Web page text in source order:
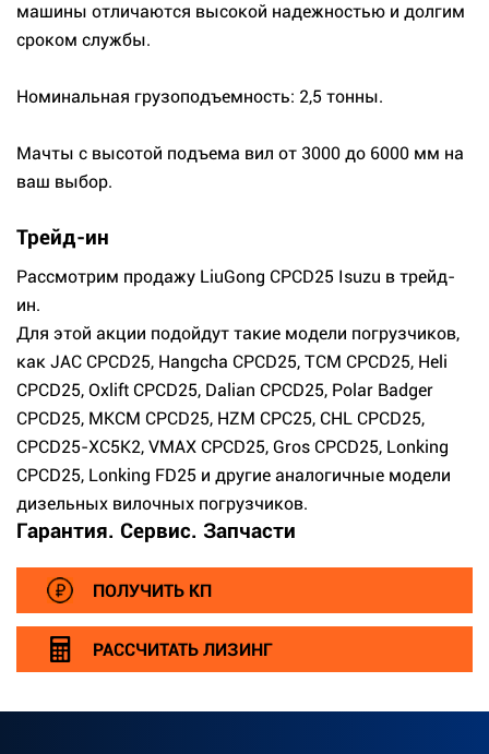
машины отличаются высокой надежностью и долгим
сроком службы.
Номинальная грузоподъемность: 2,5 тонны.
Мачты с высотой подъема вил от 3000 до 6000 мм на
ваш выбор.
Трейд-ин
Рассмотрим продажу LiuGong CPCD25 Isuzu в трейд-
ин.
Для этой акции подойдут такие модели погрузчиков,
как JAC CPCD25, Hangcha CPCD25, TCM CPCD25, Heli
CPCD25, Oxlift CPCD25, Dalian CPCD25, Polar Badger
CPCD25, МКСМ CPCD25, HZM CPC25, CHL CPCD25,
CPCD25-XC5K2, VMAX CPCD25, Gros CPCD25, Lonking
CPCD25, Lonking FD25 и другие аналогичные модели
дизельных вилочных погрузчиков.
Гарантия. Сервис. Запчасти
ПОЛУЧИТЬ КП
РАССЧИТАТЬ ЛИЗИНГ